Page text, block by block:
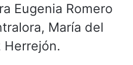
Eugenia Romero
María del
Herrejón.